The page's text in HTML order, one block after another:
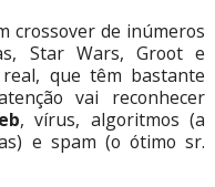
crossover de inúmeros
Star Wars, Groot e
que têm bastante
vai reconhecer
, vírus, algoritmos (a
e spam (o ótimo sr.